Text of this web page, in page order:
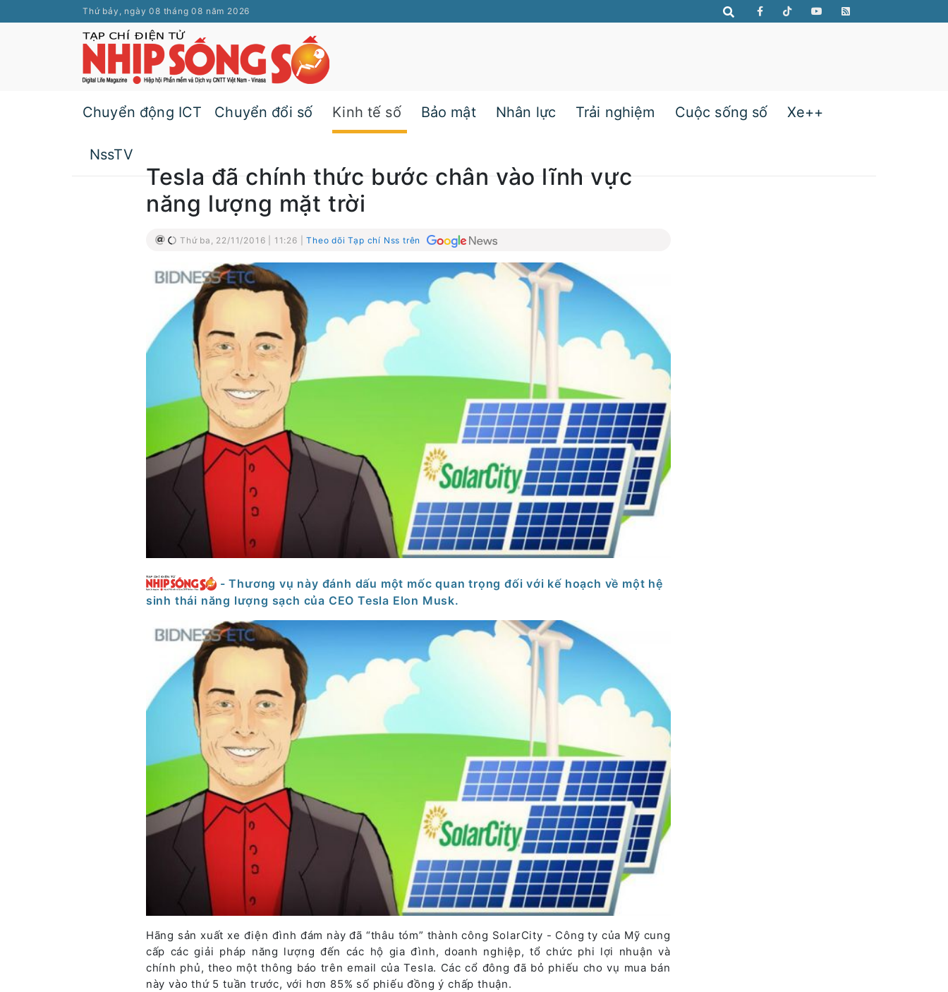
Thứ bảy, ngày 08 tháng 08 năm 2026
Chuyển động ICT Chuyển đổi số Kinh tế số Bảo mật Nhân lực Trải nghiệm Cuộc sống số Xe++
NssTV
Tesla đã chính thức bước chân vào lĩnh vực
năng lượng mặt trời
Thứ ba, 22/11/2016 | 11:26 |Theo dõi Tạp chí Nss trên
- Thương vụ này đánh dấu một mốc quan trọng đối với kế hoạch về một hệ
sinh thái năng lượng sạch của CEO Tesla Elon Musk.
Hãng sản xuất xe điện đình đám này đã “thâu tóm” thành công SolarCity - Công ty của Mỹ cung
cấp các giải pháp năng lượng đến các hộ gia đình, doanh nghiệp, tổ chức phi lợi nhuận và
chính phủ, theo một thông báo trên email của Tesla. Các cổ đông đã bỏ phiếu cho vụ mua bán
này vào thứ 5 tuần trước, với hơn 85% số phiếu đồng ý chấp thuận.